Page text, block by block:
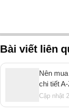
Bài viết liên
Nên
chi tiết
Cập nhật